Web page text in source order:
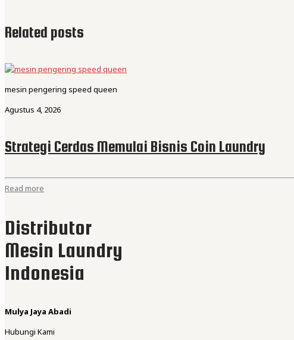
Related posts
mesin pengering speed queen
Agustus 4, 2026
Strategi Cerdas Memulai Bisnis Coin Laundry
Read more
Distributor
Mesin Laundry
Indonesia
Mulya Jaya Abadi
Hubungi Kami